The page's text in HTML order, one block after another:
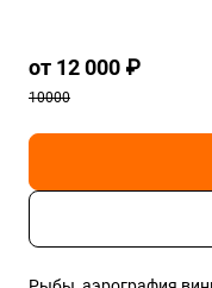
от 12 000 ₽
10000